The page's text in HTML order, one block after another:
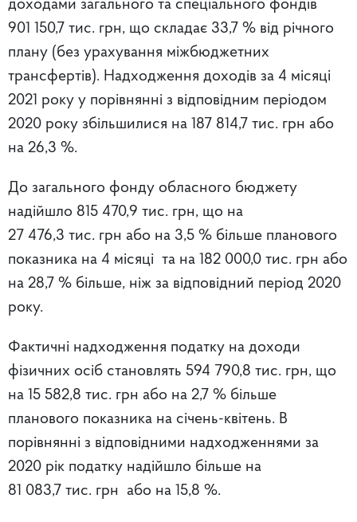
доходами загального та спеціального фондів
901 150,7 тис. грн, що складає 33,7 % від річного
плану (без урахування міжбюджетних
трансфертів). Надходження доходів за 4 місяці
2021 року у порівнянні з відповідним періодом
2020 року збільшилися на 187 814,7 тис. грн або
на 26,3 %.
До загального фонду обласного бюджету
надійшло 815 470,9 тис. грн, що на
27 476,3 тис. грн або на 3,5 % більше планового
показника на 4 місяці та на 182 000,0 тис. грн або
на 28,7 % більше, ніж за відповідний період 2020
року.
Фактичні надходження податку на доходи
фізичних осіб становлять 594 790,8 тис. грн, що
на 15 582,8 тис. грн або на 2,7 % більше
планового показника на січень-квітень. В
порівнянні з відповідними надходженнями за
2020 рік податку надійшло більше на
81 083,7 тис. грн або на 15,8 %.